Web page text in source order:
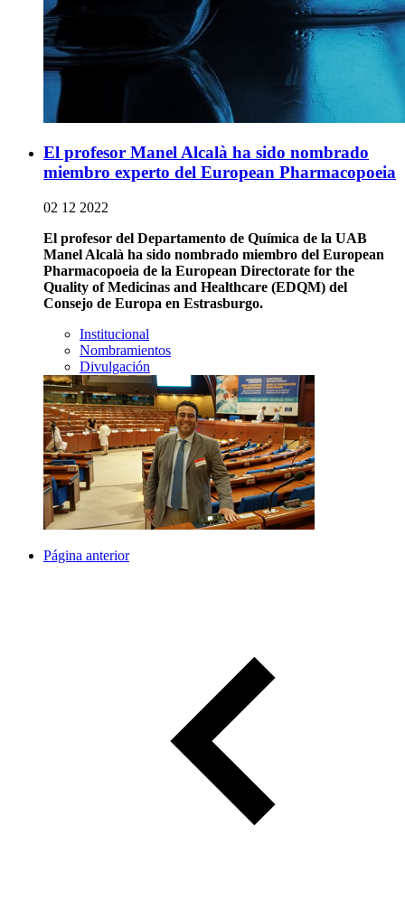
El profesor Manel Alcalà ha sido nombrado
miembro experto del European Pharmacopoeia
02 12 2022
El profesor del Departamento de Química de la UAB
Manel Alcalà ha sido nombrado miembro del European
Pharmacopoeia de la European Directorate for the
Quality ofMedicinas and Healthcare (EDQM) del
Consejo de Europa en Estrasburgo.
Institucional
Nombramientos
Divulgación
Página anterior